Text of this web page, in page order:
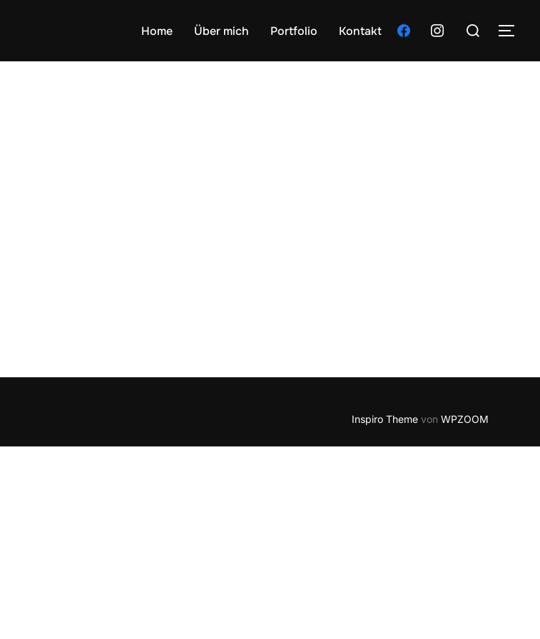
Home Über mich Portfolio Kontakt facebookinstagramSuchen
nach:
Inspiro Theme von WPZOOM